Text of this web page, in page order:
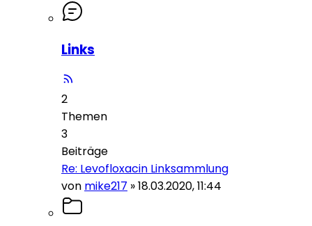
Links
2
Themen
3
Beiträge
Re: Levofloxacin Linksammlung
von mike217 »18.03.2020, 11:44